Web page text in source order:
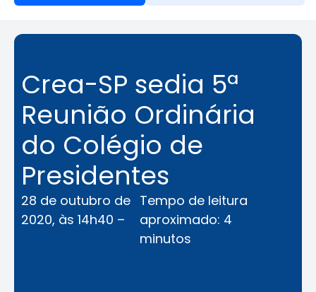
Crea-SP sedia 5ª
Reunião Ordinária
do Colégio de
Presidentes
28 de outubro de
2020, às 14h40 –
Tempo de leitura
aproximado: 4
minutos